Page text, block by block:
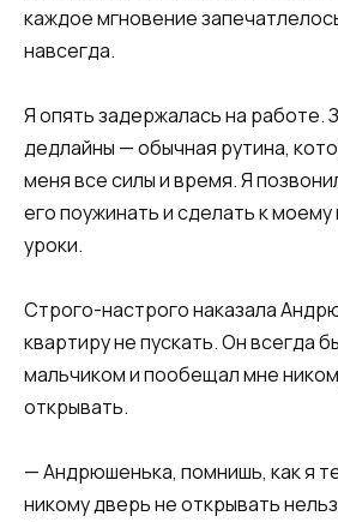
каждое мгновение
навсегда.​​
​​Я опять задержалась на работе.
дедлайны — обычная рутина,
меня все силы и время. Я
его поужинать и сделать к
уроки.
Строго-настрого наказала
квартиру не пускать. Он всегда
мальчиком и пообещал мне
открывать.​​
​​— Андрюшенька, помнишь, как я
никому дверь не открывать